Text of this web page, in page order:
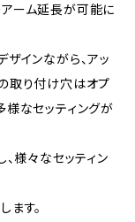
ーム延長が可能に
インながら、アッ
取り付け穴はオプ
様なセッティングが
、様々なセッティン
ます。